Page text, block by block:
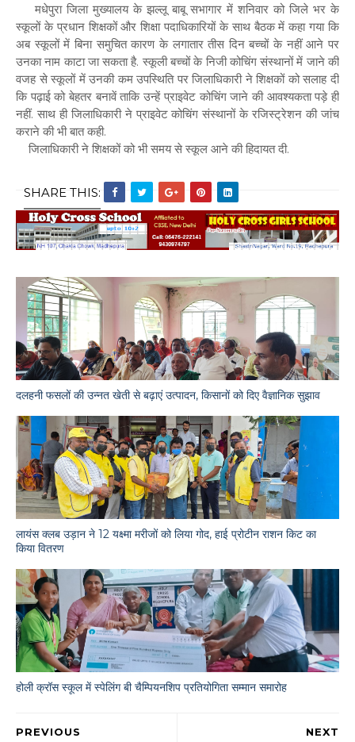
मधेपुरा जिला मुख्यालय के झल्लू बाबू सभागार में शनिवार को जिले भर के
स्कूलों के प्रधान शिक्षकों और शिक्षा पदाधिकारियों के साथ बैठक में कहा गया कि
अब स्कूलों में बिना समुचित कारण के लगातार तीस दिन बच्चों के नहीं आने पर
उनका नाम काटा जा सकता है. स्कूली बच्चों के निजी कोचिंग संस्थानों में जाने की
वजह से स्कूलों में उनकी कम उपस्थिति पर जिलाधिकारी ने शिक्षकों को सलाह दी
कि पढ़ाई को बेहतर बनावें ताकि उन्हें प्राइवेट कोचिंग जाने की आवश्यकता पड़े ही
नहीं. साथ ही जिलाधिकारी ने प्राइवेट कोचिंग संस्थानों के रजिस्ट्रेशन की जांच
कराने की भी बात कही.
जिलाधिकारी ने शिक्षकों को भी समय से स्कूल आने की हिदायत दी.
SHARE THIS:
दलहनी फसलों की उन्नत खेती से बढ़ाएं उत्पादन, किसानों को दिए वैज्ञानिक सुझाव
लायंस क्लब उड़ान ने 12 यक्ष्मा मरीजों को लिया गोद, हाई प्रोटीन राशन किट का
किया वितरण
होली क्रॉस स्कूल में स्पेलिंग बी चैम्पियनशिप प्रतियोगिता सम्मान समारोह
NEXT
PREVIOUS